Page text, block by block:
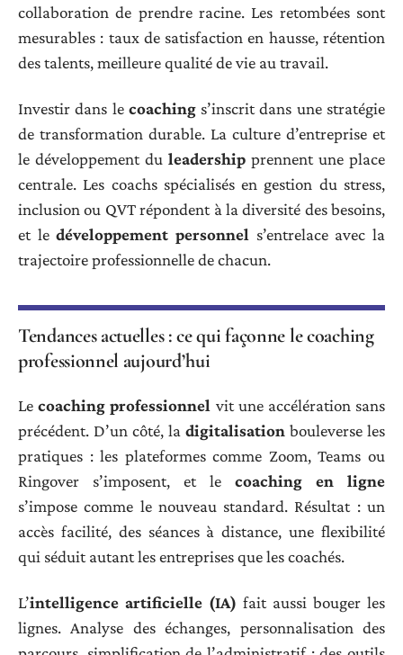
collaboration de prendre racine. Les retombées sont
mesurables : taux de satisfaction en hausse, rétention
des talents, meilleure qualité de vie au travail.
Investir dans le coachings’inscrit dans une stratégie
de transformation durable. La culture d’entreprise et
le développement du leadership prennent une place
centrale. Les coachs spécialisés en gestion du stress,
inclusion ou QVT répondent à la diversité des besoins,
et ledéveloppement personnel s’entrelace avec la
trajectoire professionnelle de chacun.
Tendances actuelles : ce qui façonne le coaching
professionnel aujourd’hui
Lecoaching professionnel vit une accélération sans
précédent. D’un côté, la digitalisation bouleverse les
pratiques : les plateformes comme Zoom, Teams ou
Ringover s’imposent, et le coaching en ligne
s’impose comme le nouveau standard. Résultat : un
accès facilité, des séances à distance, une flexibilité
qui séduit autant les entreprises que les coachés.
L’intelligence artificielle (IA) fait aussi bouger les
lignes. Analyse des échanges, personnalisation des